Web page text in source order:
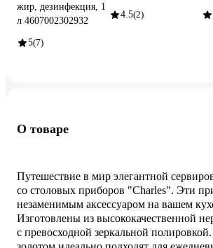
жир, дезинфекция, 1
л 4607002302932
5(7)
4.5(2)
О товаре
Путешествие в мир элегантной
со столовых приборов "Charles". Эти
незаменимым аксессуаром на вашем
Изготовлены из высококачественной
с превосходной зеркальной